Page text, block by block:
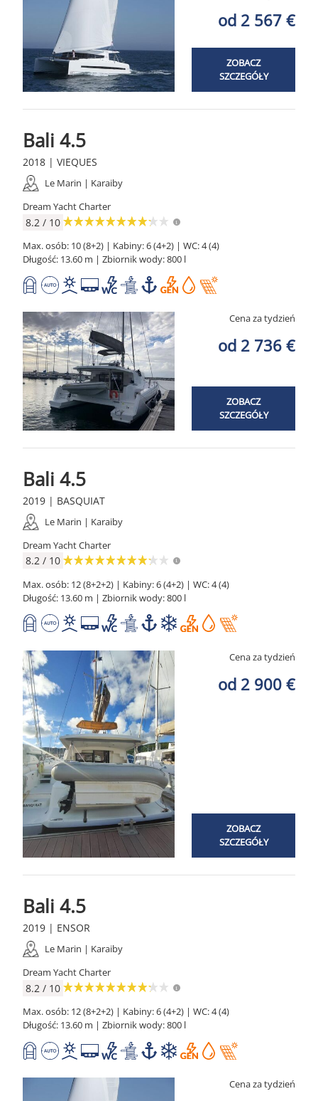
od 2 567 €
ZOBACZ
SZCZEGÓŁY
Bali 4.5
2018 | VIEQUES
Le Marin | Karaiby
Dream Yacht Charter
8.2 / 10
Max. osób: 10 (8+2) | Kabiny: 6 (4+2) | WC: 4 (4)
Długość: 13.60 m | Zbiornik wody: 800 l
Cena za tydzień
od 2 736 €
ZOBACZ
SZCZEGÓŁY
Bali 4.5
2019 | BASQUIAT
Le Marin | Karaiby
Dream Yacht Charter
8.2 / 10
Max. osób: 12 (8+2+2) | Kabiny: 6 (4+2) | WC: 4 (4)
Długość: 13.60 m | Zbiornik wody: 800 l
Cena za tydzień
od 2 900 €
ZOBACZ
SZCZEGÓŁY
Bali 4.5
2019 | ENSOR
Le Marin | Karaiby
Dream Yacht Charter
8.2 / 10
Max. osób: 12 (8+2+2) | Kabiny: 6 (4+2) | WC: 4 (4)
Długość: 13.60 m | Zbiornik wody: 800 l
Cena za tydzień